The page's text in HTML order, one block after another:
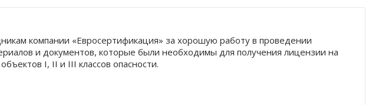
компании «Евросертификация» за хорошую работу в проведении
и документов, которые были необходимы для получения лицензии на
I, II и III классов опасности.